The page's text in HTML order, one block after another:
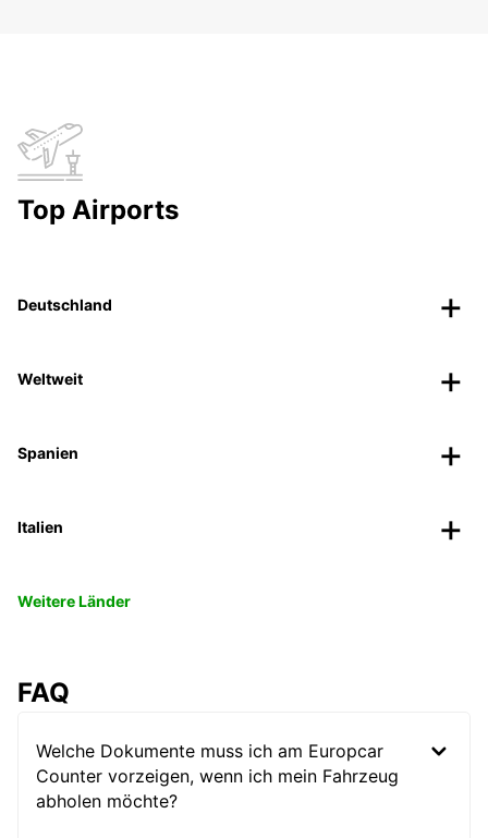
Top Airports
Deutschland
Weltweit
Spanien
Italien
Weitere Länder
FAQ
Welche Dokumente muss ich am Europcar
Counter vorzeigen, wenn ich mein Fahrzeug
abholen möchte?